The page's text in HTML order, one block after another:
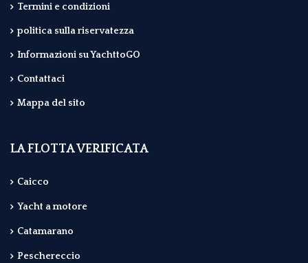
Termini e condizioni
politica sulla riservatezza
Informazioni su YachttoGO
Contattaci
Mappa del sito
LA FLOTTA VERIFICATA
Caicco
Yacht a motore
Catamarano
Peschereccio